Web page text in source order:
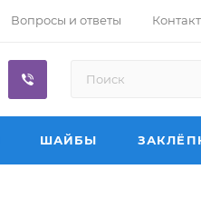
Вопросы и ответы
ШАЙБЫ